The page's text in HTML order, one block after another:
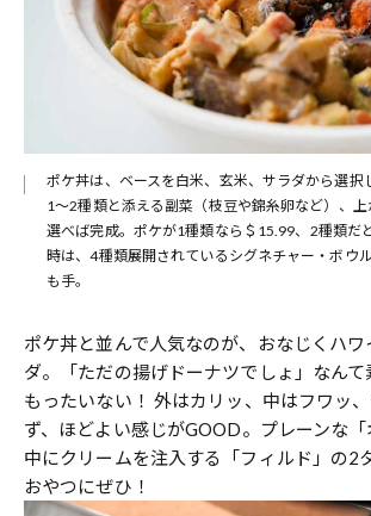
ポケ丼は、ベースを白米、玄米、サラダから選択
1～2種類と添える副菜（枝豆や錦糸卵など）、
選べば完成。ポケが1種類なら＄15.99、2種類だ
時は、4種類展開されているシグネチャー・ボウ
も手。
ポケ丼と並んで人気なのが、おなじくハ
ダ。「ただの揚げドーナツでしょ」なんて
もったいない！ 外はカリッ、中はフワッ
ず、ほどよい感じがGOOD。プレーンな
中にクリームを注入する「フィルド」の2
おやつにぜひ！